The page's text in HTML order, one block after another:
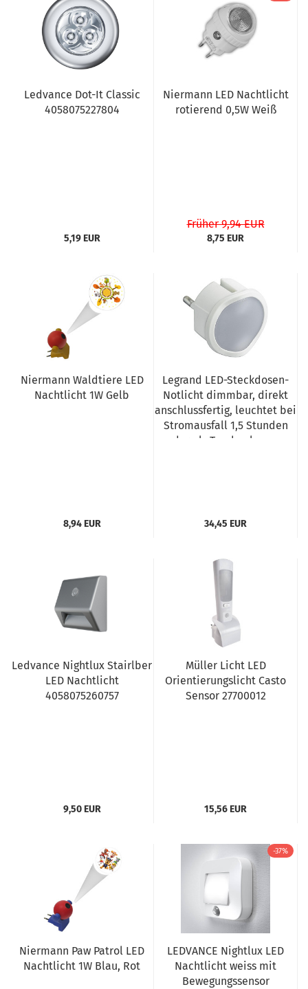
Ledvance Dot-It Classic
4058075227804
5,19 EUR
Niermann LED Nachtlicht
rotierend 0,5W Weiß
Früher 9,94 EUR
8,75 EUR
Niermann Waldtiere LED
Nachtlicht 1W Gelb
8,94 EUR
Legrand LED-Steckdosen-
Notlicht dimmbar, direkt
anschlussfertig, leuchtet bei
Stromausfall 1,5 Stunden
oder als Taschenlampe,
34,45 EUR
Ledvance Nightlux Stairlber
LED Nachtlicht
4058075260757
9,50 EUR
Müller Licht LED
Orientierungslicht Casto
Sensor 27700012
15,56 EUR
Niermann Paw Patrol LED
Nachtlicht 1W Blau, Rot
-37%
LEDVANCE Nightlux LED
Nachtlicht weiss mit
Bewegungssensor